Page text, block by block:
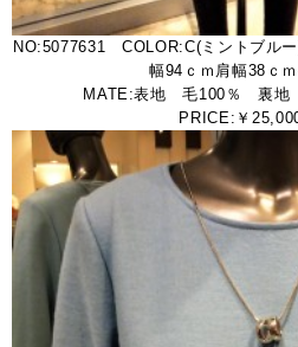
NO:5077631 COLOR:C(ミントブル
幅94ｃｍ肩幅38ｃ
MATE:表地 毛100％ 裏地
PRICE:￥